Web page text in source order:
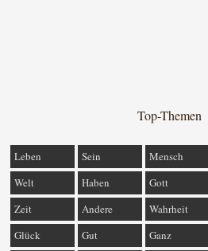
Top-Themen
Leben Sein Mensch
Welt
Haben Gott
Zeit
Andere Wahrheit
Glück
Gut Ganz